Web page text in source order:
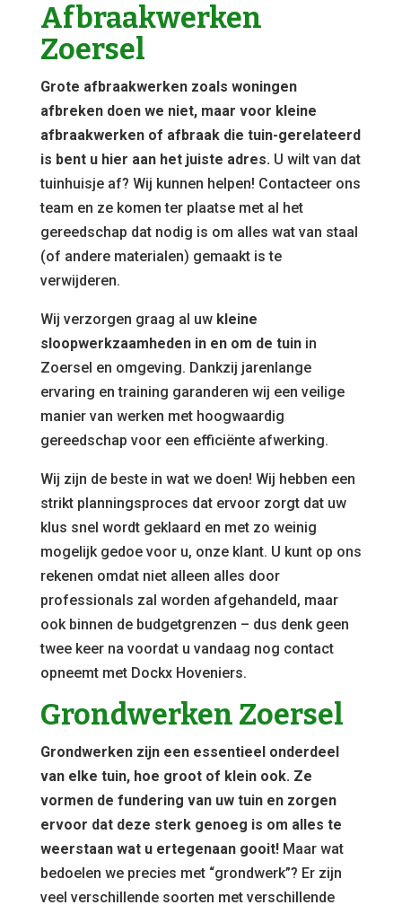
Afbraakwerken
Zoersel
Grote afbraakwerken zoals woningen
afbreken doen we niet, maar voor kleine
afbraakwerken of afbraak die tuin-gerelateerd
is bent u hier aan het juiste adres.U wilt van dat
tuinhuisje af? Wij kunnen helpen! Contacteer ons
team en ze komen ter plaatse met al het
gereedschap dat nodig is om alles wat van staal
(of andere materialen) gemaakt is te
verwijderen.
Wij verzorgen graag al uw kleine
sloopwerkzaamheden in en om de tuinin
Zoersel en omgeving. Dankzij jarenlange
ervaring en training garanderen wij een veilige
manier van werken met hoogwaardig
gereedschap voor een efficiënte afwerking.
Wij zijn de beste in wat we doen! Wij hebben een
strikt planningsproces dat ervoor zorgt dat uw
klus snel wordt geklaard en met zo weinig
mogelijk gedoe voor u, onze klant. U kunt op ons
rekenen omdat niet alleen alles door
professionals zal worden afgehandeld, maar
ook binnen de budgetgrenzen – dus denk geen
twee keer na voordat u vandaag nog contact
opneemt met Dockx Hoveniers.
Grondwerken Zoersel
Grondwerken zijn een essentieel onderdeel
van elke tuin, hoe groot of klein ook. Ze
vormen de fundering van uw tuin en zorgen
ervoor dat deze sterk genoeg is om alles te
weerstaan wat u ertegenaan gooit!Maar wat
bedoelen we precies met “grondwerk”? Er zijn
veel verschillende soorten met verschillende